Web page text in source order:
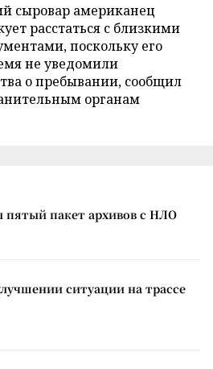
сыровар американец
расстаться с близкими
поскольку его
не уведомили
о пребывании, сообщил
органам
пятый пакет архивов с НЛО
ситуации на трассе